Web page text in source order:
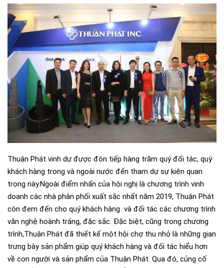
Thuận Phát vinh dự được đón tiếp hàng trăm quý đối tác, quý
khách hàng trong và ngoài nước đến tham dự sự kiện quan
trọng này.Ngoài điểm nhấn của hội nghị là chương trình vinh
doanh các nhà phân phối xuất sắc nhất năm 2019, Thuận Phát
còn đem đến cho quý khách hàng và đối tác các chương trình
văn nghệ hoành tráng, đặc sắc. Đặc biệt, cũng trong chương
trình,Thuận Phát đã thiết kế một hội chợ thu nhỏ là những gian
trưng bày sản phẩm giúp quý khách hàng và đối tác hiểu hơn
về con người và sản phẩm của Thuận Phát. Qua đó, củng cố